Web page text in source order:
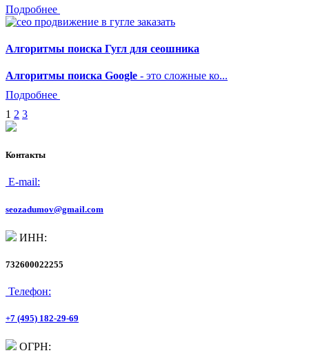
Подробнее
Алгоритмы поиска Гугл для сеошника
Алгоритмы поиска Google - это сложные ко...
Подробнее
Навигация
по
1 2 3
Контакты
E-mail:
seozadumov@gmail.com
ИНН:
732600022255
Телефон:
+7 (495) 182-29-69
ОГРН: